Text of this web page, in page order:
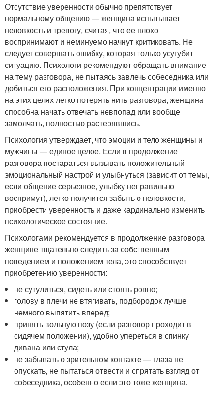
Отсутствие уверенности обычно препятствует
нормальному общению — женщина испытывает
неловкость и тревогу, считая, что ее плохо
воспринимают и неминуемо начнут критиковать. Не
следует совершать ошибку, которая только усугубит
ситуацию. Психологи рекомендуют обращать внимание
на тему разговора, не пытаясь завлечь собеседника или
добиться его расположения. При концентрации именно
на этих целях легко потерять нить разговора, женщина
способна начать отвечать невпопад или вообще
замолчать, полностью растерявшись.
Психология утверждает, что эмоции и тело женщины и
мужчины — единое целое. Если в продолжение
разговора постараться вызывать положительный
эмоциональный настрой и улыбнуться (зависит от темы,
если общение серьезное, улыбку неправильно
воспримут), легко получится забыть о неловкости,
приобрести уверенность и даже кардинально изменить
психологическое состояние.
Психологами рекомендуется в продолжение разговора
женщине тщательно следить за собственным
поведением и положением тела, это способствует
приобретению уверенности:
не сутулиться, сидеть или стоять ровно;
голову в плечи не втягивать, подбородок лучше
немного выпятить вперед;
принять вольную позу (если разговор проходит в
сидячем положении), удобно упереться в спинку
дивана или стула;
не забывать о зрительном контакте — глаза не
опускать, не пытаться отвести и спрятать взгляд от
собеседника, особенно если это тоже женщина.